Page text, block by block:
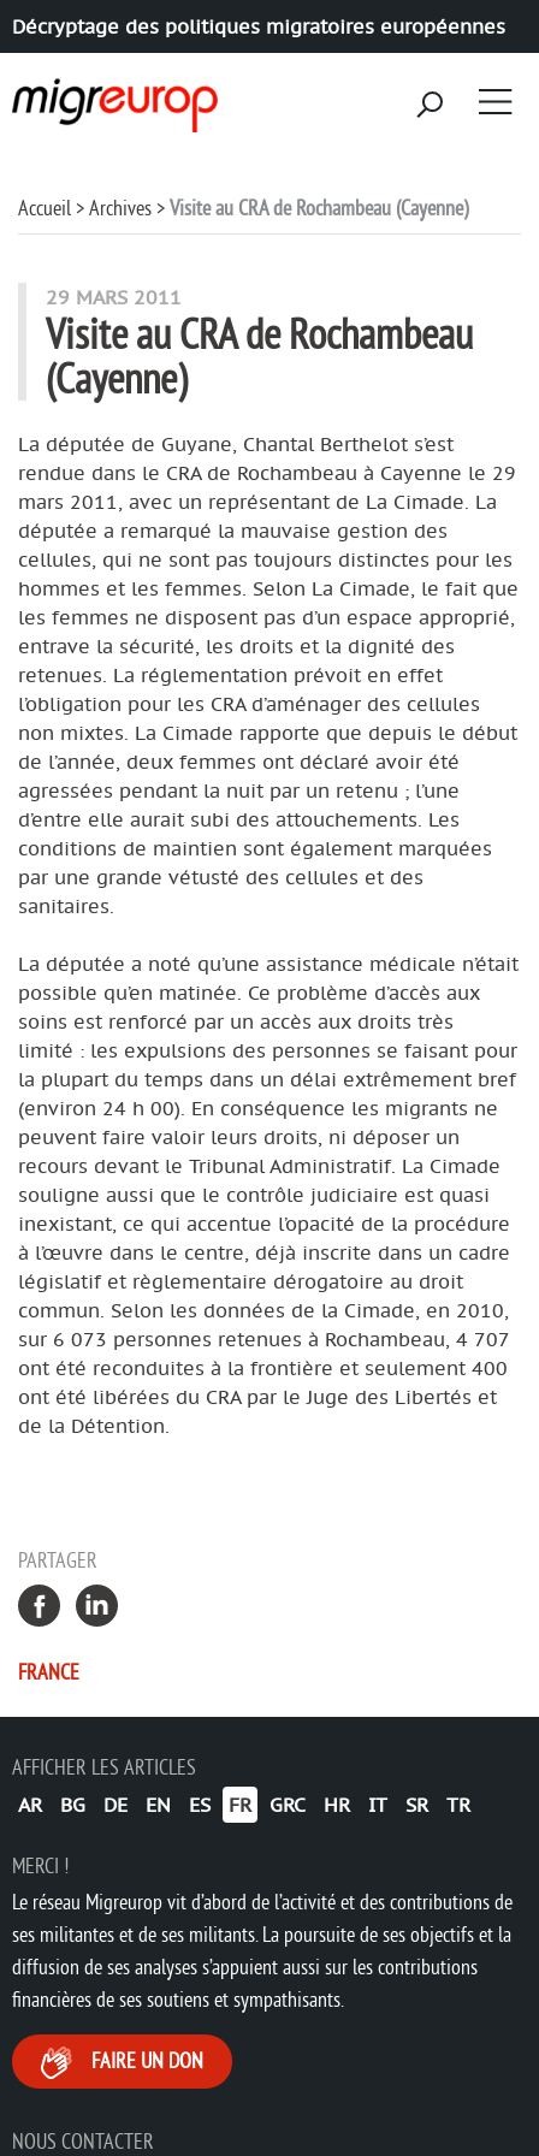
Décryptage des politiques migratoires européennes
Accueil Archives Visite au CRA de Rochambeau (Cayenne)
29 MARS 2011
Visite au CRA de Rochambeau
(Cayenne)
La députée de Guyane, Chantal Berthelot s’est
rendue dans le CRA de Rochambeau à Cayenne le 29
mars 2011, avec un représentant de La Cimade. La
députée a remarqué la mauvaise gestion des
cellules, qui ne sont pas toujours distinctes pour les
hommes et les femmes. Selon La Cimade, le fait que
les femmes ne disposent pas d’un espace approprié,
entrave la sécurité, les droits et la dignité des
retenues. La réglementation prévoit en effet
l’obligation pour les CRA d’aménager des cellules
non mixtes. La Cimade rapporte que depuis le début
de l’année, deux femmes ont déclaré avoir été
agressées pendant la nuit par un retenu ; l’une
d’entre elle aurait subi des attouchements. Les
conditions de maintien sont également marquées
par une grande vétusté des cellules et des
sanitaires.
La députée a noté qu’une assistance médicale n’était
possible qu’en matinée. Ce problème d’accès aux
soins est renforcé par un accès aux droits très
limité : les expulsions des personnes se faisant pour
la plupart du temps dans un délai extrêmement bref
(environ 24 h 00). En conséquence les migrants ne
peuvent faire valoir leurs droits, ni déposer un
recours devant le Tribunal Administratif. La Cimade
souligne aussi que le contrôle judiciaire est quasi
inexistant, ce qui accentue l’opacité de la procédure
à l’œuvre dans le centre, déjà inscrite dans un cadre
législatif et règlementaire dérogatoire au droit
commun. Selon les données de la Cimade, en 2010,
sur 6 073 personnes retenues à Rochambeau, 4 707
ont été reconduites à la frontière et seulement 400
ont été libérées du CRA par le Juge des Libertés et
de la Détention.
PARTAGER
FRANCE
AFFICHER LES ARTICLES
AR BG DE EN ES FR GRC HR IT SR TR
NOUS CONTACTER
MERCI !
Le réseau Migreurop vit d’abord de l’activité et des contributions de
ses militantes et de ses militants. La poursuite de ses objectifs et la
diffusion de ses analyses s’appuient aussi sur les contributions
financières de ses soutiens et sympathisants.
FAIRE UN DON